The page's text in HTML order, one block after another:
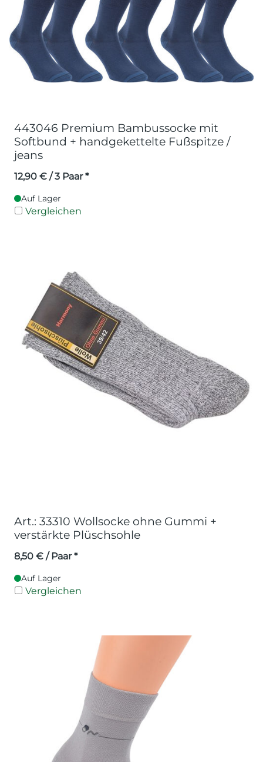
443046 Premium Bambussocke mit
Softbund + handgekettelte Fußspitze /
jeans
12,90 € / 3 Paar *
Auf Lager
Vergleichen
Art.: 33310 Wollsocke ohne Gummi +
verstärkte Plüschsohle
8,50 € / Paar *
Auf Lager
Vergleichen